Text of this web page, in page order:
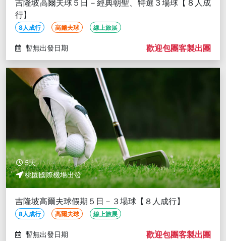
吉隆坡高爾夫球５日－經典朝聖、特選３場球【８人成
行】
8人成行 高爾夫球 線上旅展
暫無出發日期 歡迎包團客製出團
5天
桃園國際機場出發
吉隆坡高爾夫球假期５日－３場球【８人成行】
8人成行 高爾夫球 線上旅展
暫無出發日期 歡迎包團客製出團